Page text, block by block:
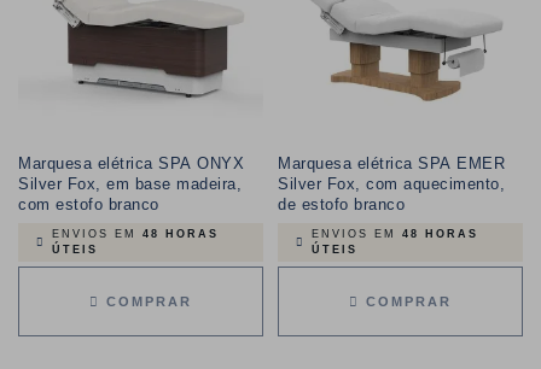
Marquesa elétrica SPA ONYX
Silver Fox, em base madeira,
com estofo branco
ENVIOS EM 48 HORAS
ÚTEIS
COMPRAR
Marquesa elétrica SPA EMER
Silver Fox, com aquecimento,
de estofo branco
ENVIOS EM 48 HORAS
ÚTEIS
COMPRAR